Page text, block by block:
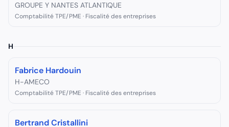
GROUPE Y NANTES ATLANTIQUE
Comptabilité TPE/PME · Fiscalité des entreprises
H
Fabrice Hardouin
H-AMECO
Comptabilité TPE/PME · Fiscalité des entreprises
Bertrand Cristallini